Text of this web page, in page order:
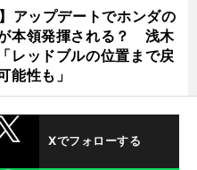
】アップデートでホンダの
本領発揮される？ 浅木
レッドブルの位置まで戻
能性も」
Xでフォローする